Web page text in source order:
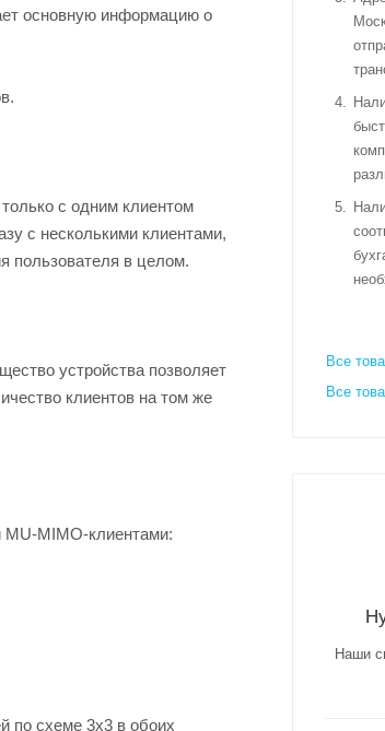
основную информацию о
с одним клиентом
с несколькими клиентами,
пользователя в целом.
устройства позволяет
клиентов на том же
MIMO-клиентами:
по схеме 3х3 в обоих
Все
Все
Наши